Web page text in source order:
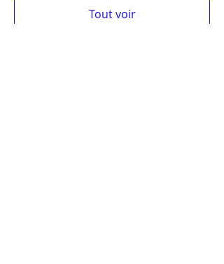
Tout voir